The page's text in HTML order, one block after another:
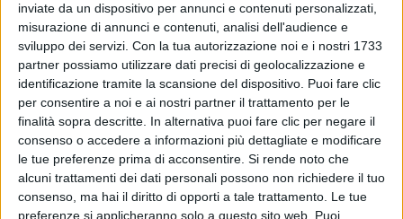
inviate da un dispositivo per annunci e contenuti personalizzati,
misurazione di annunci e contenuti, analisi dell'audience e
sviluppo dei servizi. Con la tua autorizzazione noi e i nostri 1733
partner possiamo utilizzare dati precisi di geolocalizzazione e
identificazione tramite la scansione del dispositivo. Puoi fare clic
per consentire a noi e ai nostri partner il trattamento per le
finalità sopra descritte. In alternativa puoi fare clic per negare il
consenso o accedere a informazioni più dettagliate e modificare
le tue preferenze prima di acconsentire. Si rende noto che
alcuni trattamenti dei dati personali possono non richiedere il tuo
consenso, ma hai il diritto di opporti a tale trattamento. Le tue
preferenze si applicheranno solo a questo sito web. Puoi
Mr.Rain si carica per i palazzetti a suon di
Dischi di Platino
A pochi mesi dal suo primo tour intero nei palasport
italiani, il cantante festeggia grazie a due successi.
Scopri le altre certificazioni della settimana
diAndrea Basso